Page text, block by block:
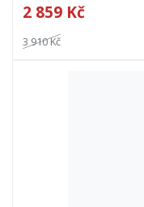
2 859 Kč
3 910 Kč